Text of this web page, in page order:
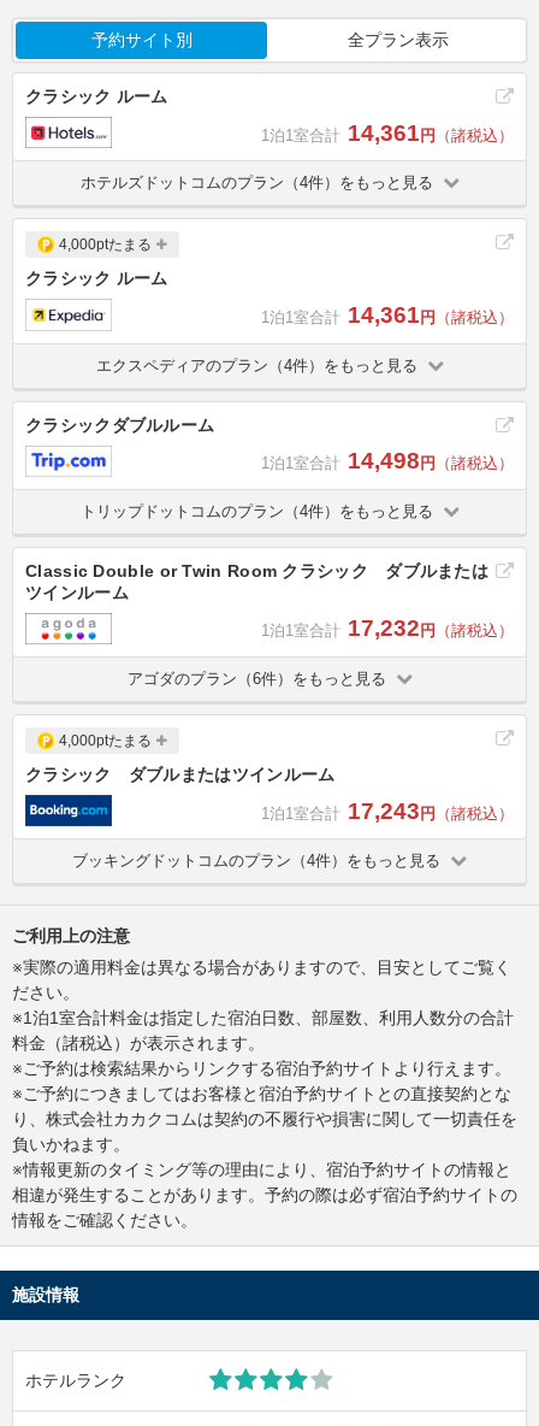
予約サイト別 全プラン表示
クラシック ルーム
1泊1室合計 14,361円 （諸税込）
ホテルズドットコムのプラン（4件）をもっと見る
4,000ptたまる
クラシック ルーム
1泊1室合計 14,361 円 （諸税込）
エクスペディアのプラン（4件）をもっと見る
クラシックダブルルーム
1泊1室合計 14,498 円 （諸税込）
トリップドットコムのプラン（4件）をもっと見る
Classic Double or Twin Room クラシック ダブルまたは
ツインルーム
1泊1室合計 17,232 円 （諸税込）
アゴダのプラン（6件）をもっと見る
4,000ptたまる
クラシック ダブルまたはツインルーム
1泊1室合計 17,243円 （諸税込）
ブッキングドットコムのプラン（4件）をもっと見る
ご利用上の注意
※実際の適用料金は異なる場合がありますので、目安としてご覧く
ださい。
※1泊1室合計料金は指定した宿泊日数、部屋数、利用人数分の合計
料金（諸税込）が表示されます。
※ご予約は検索結果からリンクする宿泊予約サイトより行えます。
※ご予約につきましてはお客様と宿泊予約サイトとの直接契約とな
り、株式会社カカクコムは契約の不履行や損害に関して一切責任を
負いかねます。
※情報更新のタイミング等の理由により、宿泊予約サイトの情報と
相違が発生することがあります。予約の際は必ず宿泊予約サイトの
情報をご確認ください。
施設情報
ホテルランク